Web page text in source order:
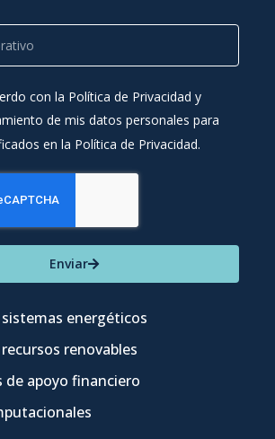
con la Política de Privacidad y
de mis datos personales para
en la Política de Privacidad.
Enviar
energéticos
renovables
de apoyo financiero